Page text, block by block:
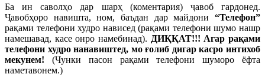
Ба ин саволҳо дар шарҳ (коментария) ҷавоб гардонед.
Ҷавобҳоро навишта, ном, баъдан дар майдони “Телефон”
рақами телефони худро нависед (рақами телефони шумо нашр
намешавад, касе онро намебинад). ДИҚҚАТ!!! Агар рақами
телефони худро нанавиштед, мо ғолиб дигар касро интихоб
мекунем! (Чунки пасон рақами телефони шуморо ёфта
наметавонем.)